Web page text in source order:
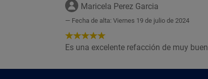
Maricela Perez Garcia
Fecha de alta: Viernes 19 de julio de 2024
5
de
Estrellas!
Es una excelente refacción de muy